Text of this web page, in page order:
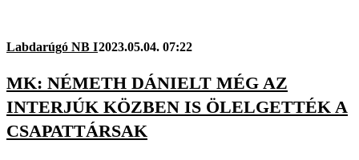
Labdarúgó NB I2023.05.04. 07:22
MK: NÉMETH DÁNIELT MÉG AZ
INTERJÚK KÖZBEN IS ÖLELGETTÉK A
CSAPATTÁRSAK